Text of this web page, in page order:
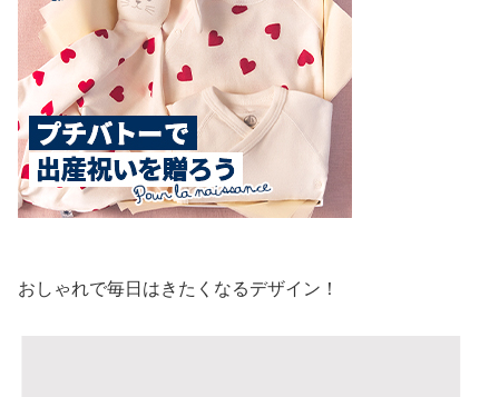
おしゃれで毎日はきたくなるデザイン！